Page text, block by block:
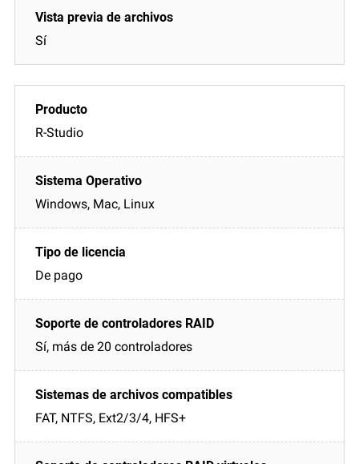
Sí
R-Studio
Windows, Mac, Linux
De pago
Sí, más de 20 controladores
FAT, NTFS, Ext2/3/4, HFS+